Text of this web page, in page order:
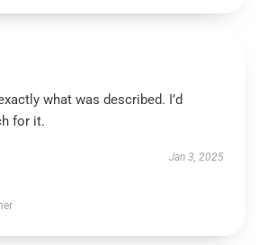
what was described. I’d
for it.
Jan 3, 2025